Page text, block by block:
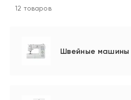
12 товаров
Швейные машины